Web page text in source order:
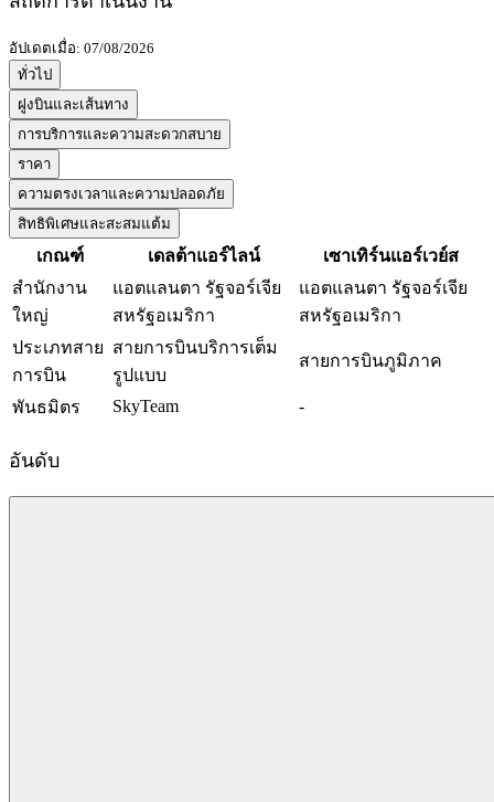
อัปเดตเมื่อ: 07/08/2026
ทั่วไป
ฝูงบินและเส้นทาง
การบริการและความสะดวกสบาย
ราคา
ความตรงเวลาและความปลอดภัย
สิทธิพิเศษและสะสมแต้ม
เกณฑ์ เดลต้าแอร์ไลน์
เซาเทิร์นแอร์เวย์ส
สำนักงาน
ใหญ่
แอตแลนตา รัฐจอร์เจีย
สหรัฐอเมริกา
แอตแลนตา รัฐจอร์เจีย
สหรัฐอเมริกา
ประเภทสาย
การบิน
สายการบินบริการเต็ม
รูปแบบ
สายการบินภูมิภาค
พันธมิตร SkyTeam -
อันดับ